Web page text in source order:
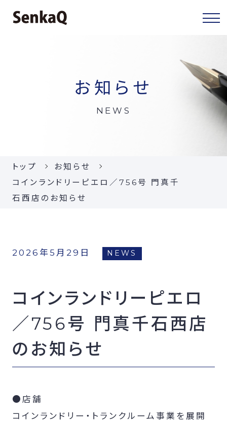
当社の事業
FCオーナー募集
お知らせ
NEWS
トップ
お知らせ
コインランドリーピエロ／756号 門真千
石西店のお知らせ
2026年5月29日 NEWS
コインランドリーピエロ
／756号 門真千石西店
のお知らせ
●店舗
コインランドリー・トランクルーム事業を展開